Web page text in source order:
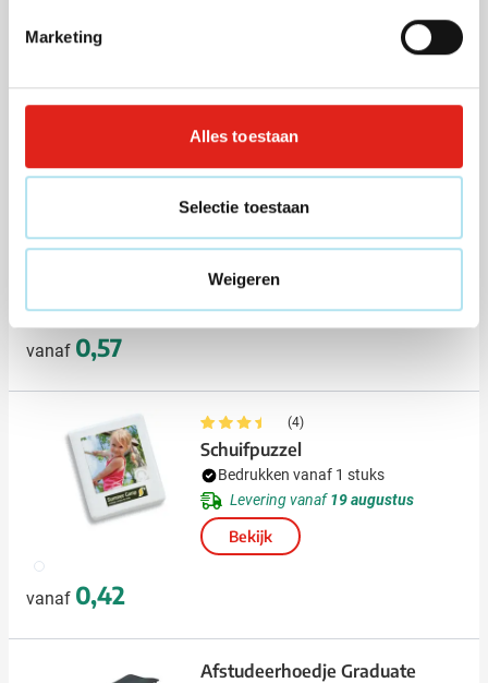
Marketing
Alles toestaan
Selectie toestaan
Weigeren
vanaf
Normale prijs
3,69
Speciale prijs
1,08
002005006008
vanaf 0,57
Zonnebril Spike kids
Bedrukken vanaf 13 stuks
002
vanaf 0,42
(4)
Schuifpuzzel
Bedrukken vanaf 1 stuks
Levering vanaf19 augustus
Bekijk
Afstudeerhoedje Graduate